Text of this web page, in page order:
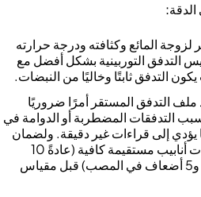
الدقة:
لزوجة المائع وكثافته ودرجة حرارته
التدفق التوربينية بشكل أفضل مع
التدفق ثابتًا وخاليًا من النبضات.
ملف التدفق المستقر أمرًا ضروريًا
التدفقات المضطربة أو الدوامة في
يؤدي إلى قراءات غير دقيقة. ولضمان
التدفق المستقر، يوصى بمسارات أنابيب مستقيمة كافية (عادةً 10
أضعاف قطر الأنبوب في المنبع و5 أضعاف في المصب) قبل مقياس